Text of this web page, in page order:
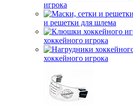
игрока
и решетки для шлема
хоккейного игрока
хоккейного игрока